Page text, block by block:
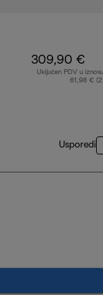
309,90 €
Uključen PDV u
61,98 €
Usporedi